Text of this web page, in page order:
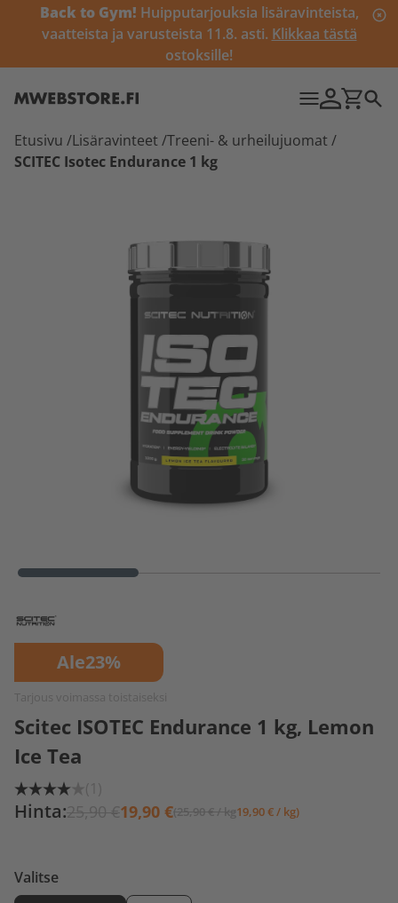
Back to Gym! Huipputarjouksia lisäravinteista,
vaatteista ja varusteista 11.8. asti. Klikkaa tästä
ostoksille!
Etusivu /Lisäravinteet /Treeni- & urheilujuomat /
SCITEC Isotec Endurance 1 kg
Ale23%
Tarjous voimassa toistaiseksi
Scitec ISOTEC Endurance 1 kg, Lemon
Ice Tea
(1)
Hinta:25,90 €19,90 €(25,90 € / kg19,90 € / kg)
Valitse